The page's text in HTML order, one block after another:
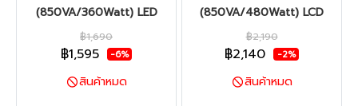
(850VA/360Watt) LED
฿1,690
฿1,595 -6%
สินค้าหมด
(850VA/480Watt) LCD
฿2,190
฿2,140 -2%
สินค้าหมด